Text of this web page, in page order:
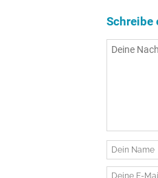
Schreibe